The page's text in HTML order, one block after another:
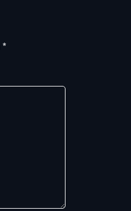
*